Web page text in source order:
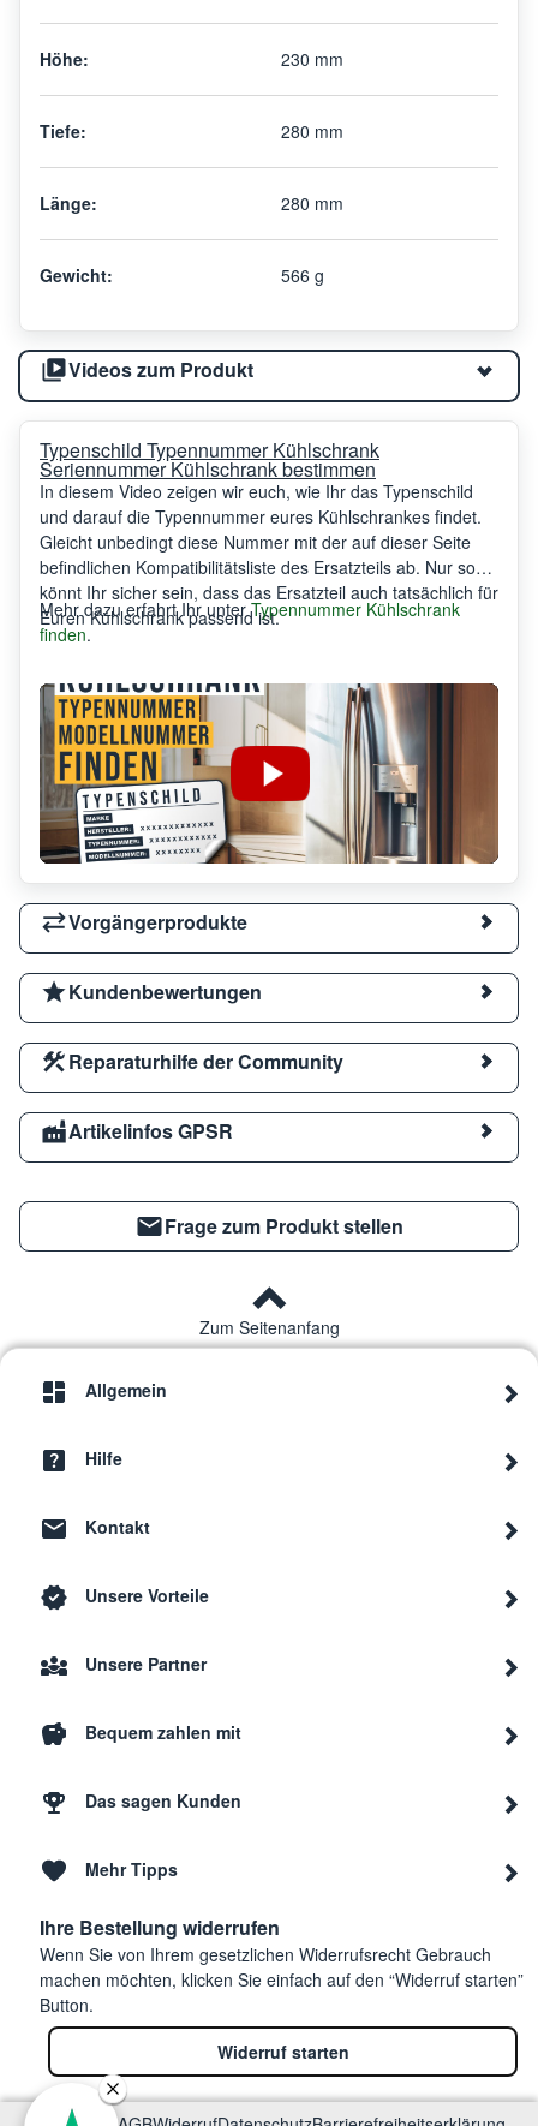
Höhe: 230 mm
Tiefe: 280 mm
Länge: 280 mm
Gewicht: 566 g
Videos zum Produkt
Typenschild Typennummer Kühlschrank
Seriennummer Kühlschrank bestimmen
In diesem Video zeigen wir euch, wie Ihr das Typenschild
und darauf die Typennummer eures Kühlschrankes findet.
Gleicht unbedingt diese Nummer mit der auf dieser Seite
befindlichen Kompatibilitätsliste des Ersatzteils ab. Nur so
könnt Ihr sicher sein, dass das Ersatzteil auch tatsächlich für
Euren Kühlschrank passend ist.
Mehr dazu erfahrt Ihr unterTypennummer Kühlschrank
finden.
Vorgängerprodukte
Kundenbewertungen
Reparaturhilfe der Community
Artikelinfos GPSR
Frage zum Produkt stellen
Zum Seitenanfang
Allgemein
Hilfe
Kontakt
Unsere Vorteile
Unsere Partner
Bequem zahlen mit
Das sagen Kunden
Mehr Tipps
Ihre Bestellung widerrufen
Wenn Sie von Ihrem gesetzlichen Widerrufsrecht Gebrauch
machen möchten, klicken Sie einfach auf den “Widerruf starten”
Button.
Widerruf starten